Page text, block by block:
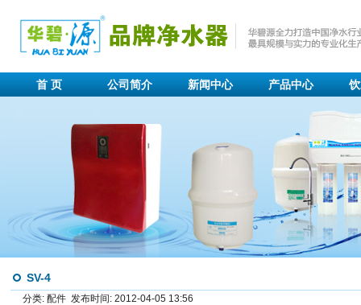
首 页 公司简介 新闻中心 产品中心
SV-4
分类: 配件 发布时间: 2012-04-05 13:56